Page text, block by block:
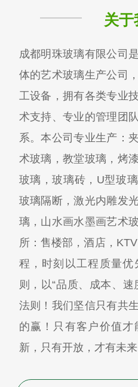
关于
成都明珠玻璃有限公司
体的艺术玻璃生产公司
工设备，拥有各类专业
术支持、专业的管理团
系。本公司专业生产：
术玻璃，教堂玻璃，烤
玻璃，玻璃砖，U型玻
玻璃隔断，激光内雕发
璃，山水画水墨画艺术
所：售楼部，酒店，
程，时刻以工程质量
则，以“品质、成本、
法则！我们坚信只有共
的赢！只有客户价值才
新，只有开放，才有未来